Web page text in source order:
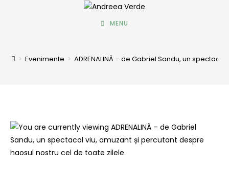
MENU
> Evenimente > ADRENALINĂ – de Gabriel Sandu, un